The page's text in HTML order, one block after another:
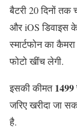
बैटरी 20 दिनों तक
और iOS डिवाइस
स्मार्टफोन का
फोटो खींच लेगी.
इसकी कीमत
जरिए खरीदा जा
है.